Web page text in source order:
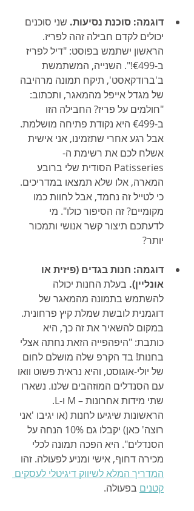
דוגמה: סוכנת נסיעות. שני סוכנים
יכולים לקדם חבילה זהה לפריז.
הראשון ישתמש בפוסט: "דיל לפריז
ב-€499!". השנייה, המשתמשת
ב'ברודקאסט', תיקח תמונה מרהיבה
של מגדל אייפל מהמאגר, ותכתוב:
"חולמים על פריז? החבילה הזו
ב-€499 היא נקודת פתיחה מושלמת.
אבל רגע אחרי שתזמינו, אני אישית
אשלח לכם את רשימת ה-
Patisseries הסודית שלי ברובע
המארה, אלו שלא תמצאו במדריכים.
כי לטייל זה נחמד, אבל לחוות כמו
מקומיים? זה הסיפור כולו". מי
לדעתכם תיצור קשר אנושי ותמכור
יותר?
דוגמה: חנות בגדים (פיזית או
אונליין). בעלת החנות יכולה
להשתמש בתמונה מהמאגר של
דוגמנית לובשת שמלת קיץ פרחונית.
במקום להשאיר את זה כך, היא
כותבת: "היפהפייה הזאת נחתה אצלי
בחנות! בד הקרפ שלה מושלם לחום
של יולי-אוגוסט, והיא נראית פשוט וואו
עם הסנדלים המוזהבים שלנו. נשארו
שתי מידות אחרונות – M ו-L.
הראשונות שיגיעו לחנות (או יגיבו 'אני
רוצה' כאן) יקבלו גם 10% הנחה על
הסנדלים". היא הפכה תמונה לכלי
מכירה דחוף, אישי ומניע לפעולה. זהו
המדריך המלא לשיווק דיגיטלי לעסקים
קטנים בפעולה.